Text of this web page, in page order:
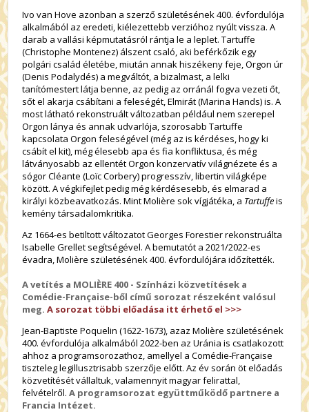
Ivo van Hove azonban a szerző születésének 400. évfordulója
alkalmából az eredeti, kiélezettebb verzióhoz nyúlt vissza. A
darab a vallási képmutatásról rántja le a leplet. Tartuffe
(Christophe Montenez) álszent csaló, aki beférkőzik egy
polgári család életébe, miután annak hiszékeny feje, Orgon úr
(Denis Podalydés) a megváltót, a bizalmast, a lelki
tanítómestert látja benne, az pedig az orránál fogva vezeti őt,
sőt el akarja csábítani a feleségét, Elmirát (Marina Hands) is. A
most látható rekonstruált változatban például nem szerepel
Orgon lánya és annak udvarlója, szorosabb Tartuffe
kapcsolata Orgon feleségével (még az is kérdéses, hogy ki
csábít el kit), még élesebb apa és fia konfliktusa, és még
látványosabb az ellentét Orgon konzervatív világnézete és a
sógor Cléante (Loïc Corbery) progresszív, libertin világképe
között. A végkifejlet pedig még kérdésesebb, és elmarad a
királyi közbeavatkozás. Mint Molière sok vígjátéka, a Tartuffeis
kemény társadalomkritika.
Az 1664-es betiltott változatot Georges Forestier rekonstruálta
Isabelle Grellet segítségével. A bemutatót a 2021/2022-es
évadra, Molière születésének 400. évfordulójára időzítették.
A vetítés a MOLIÈRE 400 - Színházi közvetítések a
Comédie-Française-ből című sorozat részeként valósul
meg.A sorozat többi előadása itt érhető el >>>
Jean-Baptiste Poquelin (1622-1673), azaz Molière születésének
400. évfordulója alkalmából 2022-ben az Uránia is csatlakozott
ahhoz a programsorozathoz, amellyel a Comédie-Française
tiszteleg legillusztrisabb szerzője előtt. Az év során öt előadás
közvetítését vállaltuk, valamennyit magyar felirattal,
felvételről.A programsorozat együttműködő partnere a
Francia Intézet.